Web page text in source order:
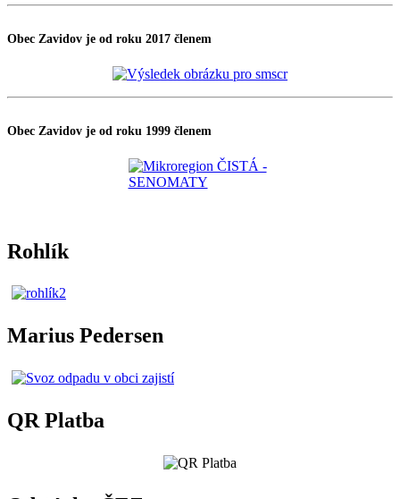
Obec Zavidov je od roku 2017 členem
Obec Zavidov je od roku 1999 členem
Rohlík
Marius Pedersen
QR Platba